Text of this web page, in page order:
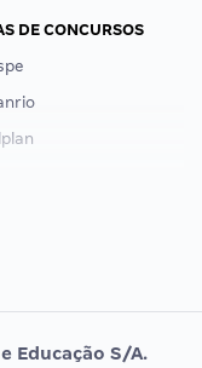
DE CONCURSOS
Educação S/A.